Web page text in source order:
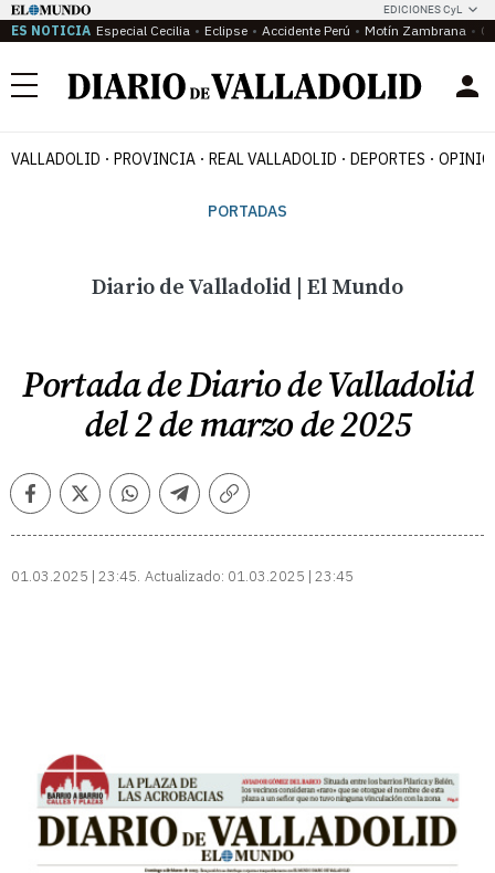
EDICIONES CyL
ES NOTICIA Especial Cecilia Eclipse Accidente Perú Motín Zambrana
Menú
VALLADOLID PROVINCIA REAL VALLADOLID DEPORTES
PORTADAS
Diario de Valladolid | El Mundo
Portada de Diario de Valladolid
del 2 de marzo de 2025
FacebookTwitterWhatsappTelegramCopiar
01.03.2025 | 23:45 Actualizado: 01.03.2025 | 23:45